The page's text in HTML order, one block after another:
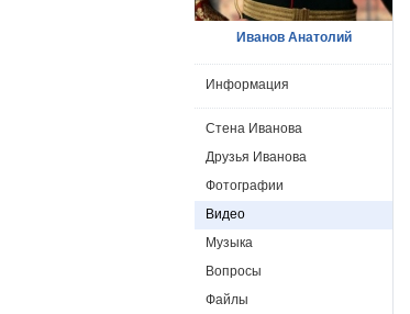
Иванов Анатолий
Информация
Стена Иванова
Друзья Иванова
Фотографии
Видео
Музыка
Вопросы
Файлы